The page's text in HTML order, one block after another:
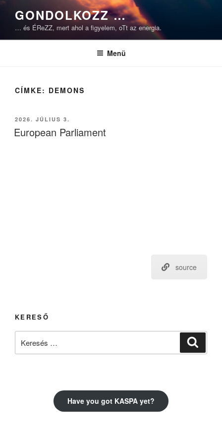
Tartalomhoz
GONDOLKOZZ …
… és ÉReZZ, mert ahol a figyelem, oTt az energia.
Menü
CÍMKE: DEMONS
BEKÜLDVE:
2026. JÚLIUS 3.
European Parliament
source
KERESŐ
Have you got KASPA yet?